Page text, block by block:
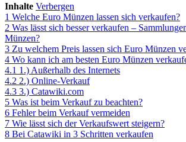
Inhalte Verbergen
1 Welche Euro Münzen lassen sich verkaufen?
2 Was lässt sich besser verkaufen –
Münzen?
3 Zu welchem Preis lassen sich Euro Münzen
4 Wo kann ich am besten Euro Münzen
4.1 1.) Außerhalb des Internets
4.2 2.) Online-Verkauf
4.3 3.) Catawiki.com
5 Was ist beim Verkauf zu beachten?
6 Fehler beim Verkauf vermeiden
7 Wie lässt sich der Verkaufswert steigern?
8 Bei Catawiki in 3 Schritten verkaufen